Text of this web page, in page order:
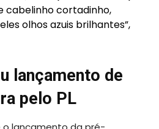
cabelinho cortadinho,
olhos azuis brilhantes”,
lançamento de
pelo PL